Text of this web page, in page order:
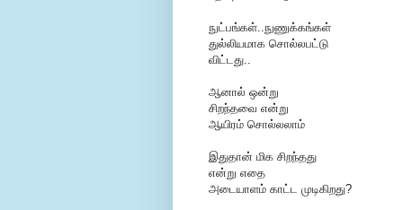
நுட்பங்கள்..நுணுக்கங்கள்
துல்லியமாக சொல்லபட்டு
விட்டது..
ஆனால் ஒன்று
சிறந்தவை என்று
ஆயிரம் சொல்லலாம்
இதுதான் மிக சிறந்தது
என்று எதை
அடையாளம் காட்ட முடிகிறது?